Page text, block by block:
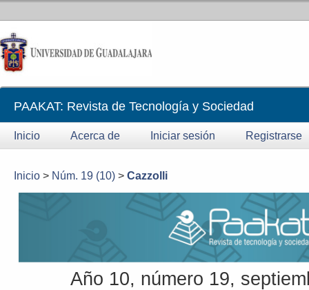
PAAKAT: Revista de Tecnología y Sociedad
Inicio Acerca de Iniciar sesión Registrarse
Inicio > Núm. 19 (10) > Cazzolli
Año 10, número 19,